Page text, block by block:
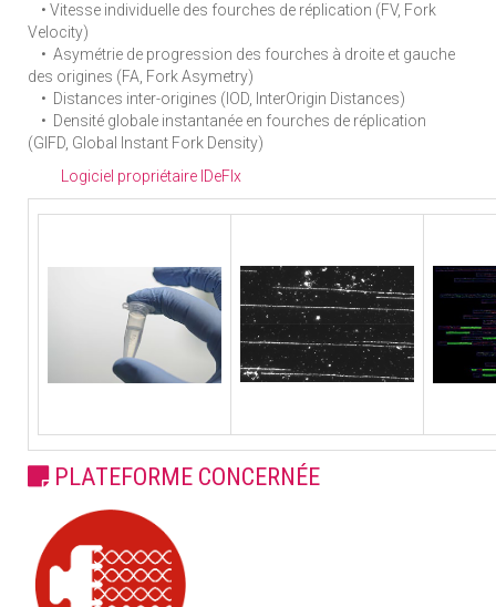
• Vitesse individuelle des fourches de réplication (FV, Fork
Velocity)
• Asymétrie de progression des fourches à droite et gauche
des origines (FA, Fork Asymetry)
• Distances inter-origines (IOD, InterOrigin Distances)
• Densité globale instantanée en fourches de réplication
(GIFD, Global Instant Fork Density)
Logiciel propriétaire IDeFIx
PLATEFORME CONCERNÉE